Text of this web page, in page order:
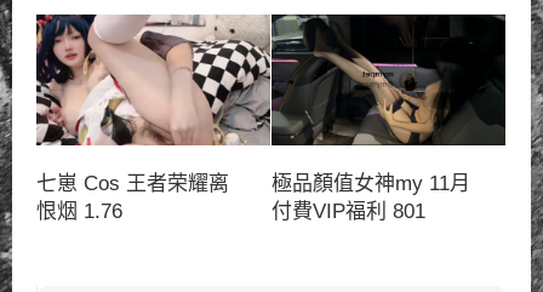
七崽 Cos 王者荣耀离
恨烟 1.76
極品顏值女神my 11月
付費VIP福利 801